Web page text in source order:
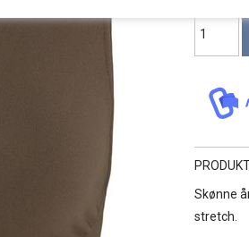
Skønne
stretch.